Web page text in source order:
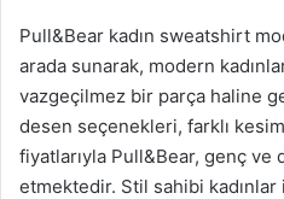
Pull&Bear kadın sweatshirt
arada sunarak, modern
vazgeçilmez bir parça haline
desen seçenekleri, farklı
fiyatlarıyla Pull&Bear, genç
etmektedir. Stil sahibi